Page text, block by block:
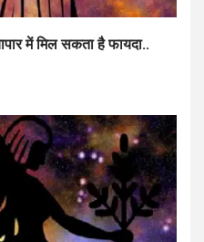
में मिल सकता है फायदा..